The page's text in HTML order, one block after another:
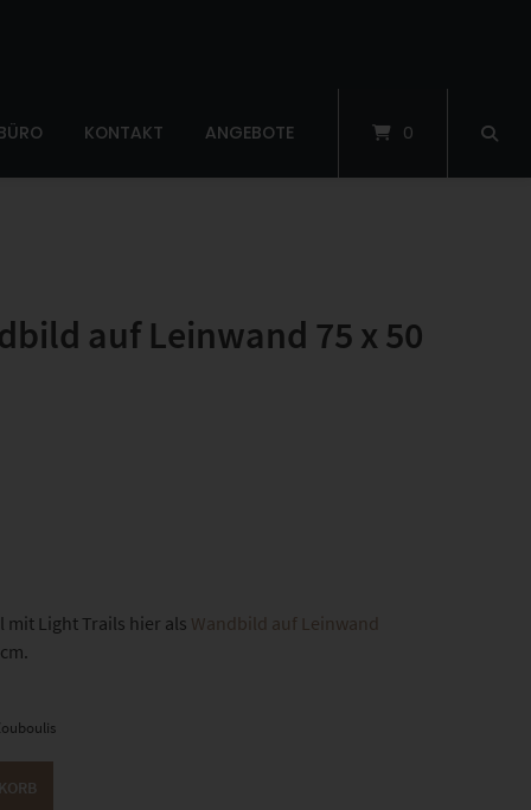
KONTAKT ANGEBOTE 0
auf Leinwand 75 x 50
mit Light Trails hier als Wandbild auf Leinwand